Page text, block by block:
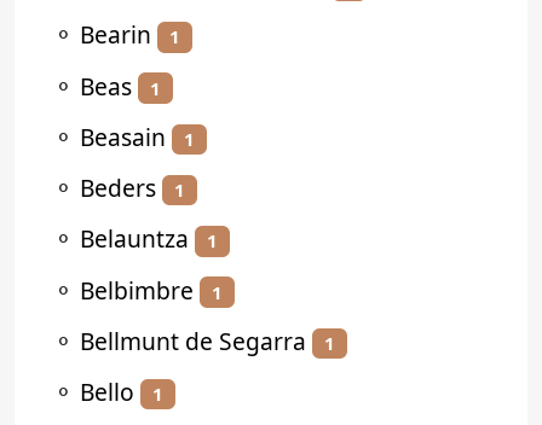
⚬ Bearin 1
⚬ Beas 1
⚬ Beasain 1
⚬ Beders 1
⚬ Belauntza 1
⚬ Belbimbre 1
⚬ Bellmunt de Segarra 1
⚬ Bello 1